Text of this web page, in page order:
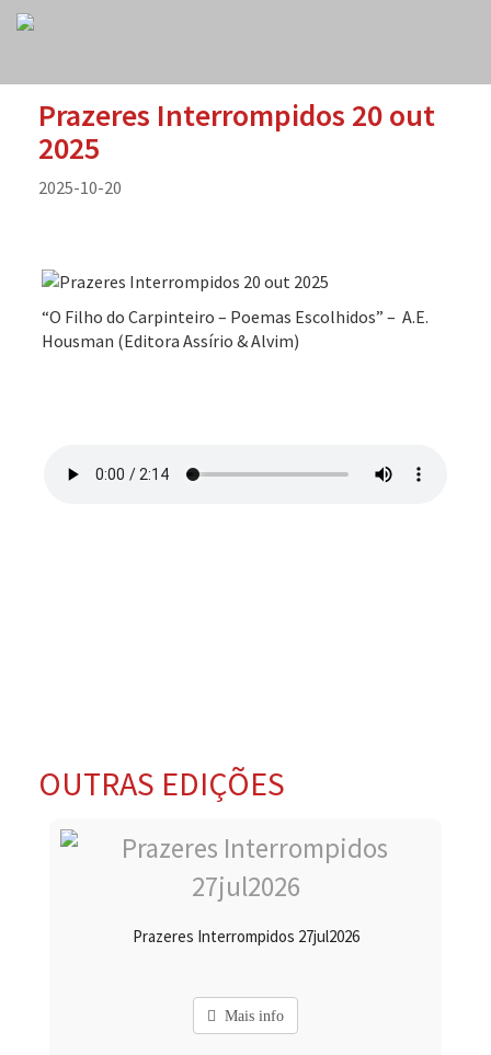
Prazeres Interrompidos 20 out
2025
2025-10-20
“O Filho do Carpinteiro – Poemas Escolhidos” – A.E.
Housman (Editora Assírio & Alvim)
OUTRAS EDIÇÕES
Prazeres Interrompidos 27jul2026
Mais info